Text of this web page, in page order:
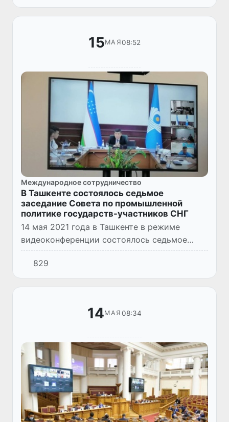
Международного сетевого института в
сфере противо...
15МАЯ08:52
Международное сотрудничество
В Ташкенте состоялось седьмое
заседание Совета по промышленной
политике государств-участников СНГ
14 мая 2021 года в Ташкенте в режиме
видеоконференции состоялось седьмое
заседание Совета по промышленной
политике государств-участников СНГ (далее
- Совет).
829
14МАЯ 08:34